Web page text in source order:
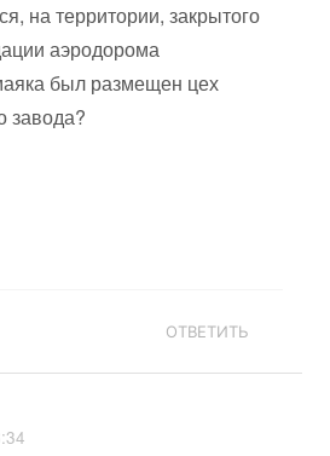
на территории, закрытого
аэродорома
был размещен цех
завода?
ОТВЕТИТЬ